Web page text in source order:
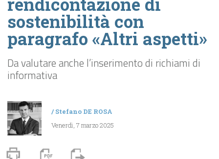
sostenibilità con
paragrafo «Altri aspetti»
Da valutare anche l’inserimento di richiami di
informativa
/Stefano DE ROSA
Venerdì, 7 marzo 2025